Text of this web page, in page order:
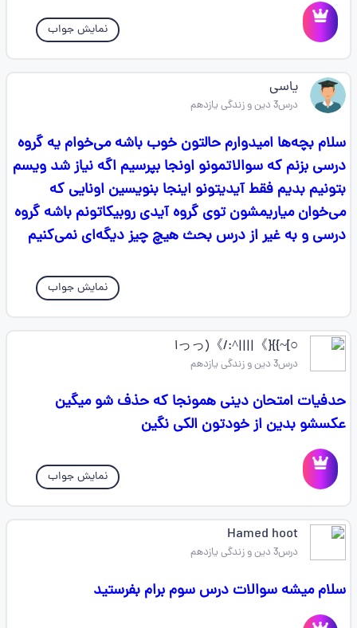
نمایش جواب
یاسی
درس3 دین و زندگی یازدهم
سلام بچه‌ها امیدوارم حالتون خوب باشه می‌خوام یه گروه
درسی بزنم که سوالاتمونو اونجا بپرسیم اگه نیاز شد ویسم
بتونیم بدیم فقط آیدیتونو اینجا بنویسین اونایی که
می‌خوان میاریمشون توی گروه آیدی روبیکاتونم باشه گروه
درسی و به غیر از درس بحث هیچ چیز دیگه‌ای نمی‌کنیم
نمایش جواب
○]~}}{》||||^:/》(っっا
درس3 دین و زندگی یازدهم
حدفیات امتحان دینی همونجا که حذف شو میگین
عکسشو بدین از خودتون الکی نگین
نمایش جواب
Hamed hoot
درس3 دین و زندگی یازدهم
سلام میشه سوالات درس سوم برام بفرستید